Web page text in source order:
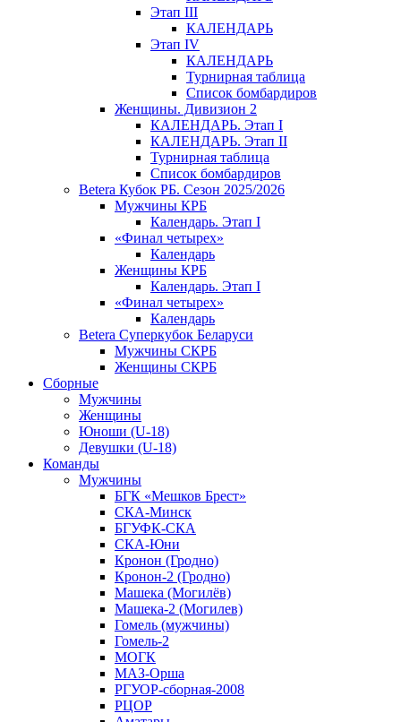
Этап III
КАЛЕНДАРЬ
Этап IV
КАЛЕНДАРЬ
Турнирная таблица
Список бомбардиров
Женщины. Дивизион 2
КАЛЕНДАРЬ. Этап I
КАЛЕНДАРЬ. Этап II
Турнирная таблица
Список бомбардиров
Betera Кубок РБ. Сезон 2025/2026
Мужчины КРБ
Календарь. Этап I
«Финал четырех»
Календарь
Женщины КРБ
Календарь. Этап I
«Финал четырех»
Календарь
Betera Суперкубок Беларуси
Мужчины СКРБ
Женщины СКРБ
Сборные
Мужчины
Женщины
Юноши (U-18)
Девушки (U-18)
Команды
Мужчины
БГК «Мешков Брест»
СКА-Минск
БГУФК-СКА
СКА-Юни
Кронон (Гродно)
Кронон-2 (Гродно)
Машека (Могилёв)
Машека-2 (Могилев)
Гомель (мужчины)
Гомель-2
МОГК
МАЗ-Орша
РГУОР-сборная-2008
РЦОР